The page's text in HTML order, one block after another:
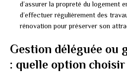
d’assurer la propreté du logement
d’effectuer régulièrement des
rénovation pour préserver son
Gestion déléguée ou
: quelle option choisir